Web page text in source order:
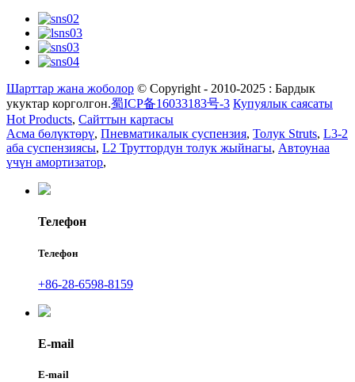
Шарттар жана жоболор © Copyright - 2010-2025 : Бардык
укуктар корголгон.蜀ICP备16033183号-3 Купуялык саясаты
Hot Products, Сайттын картасы
Асма бөлүктөрү, Пневматикалык суспензия, Толук Struts, L3-2
аба суспензиясы, L2 Труттордун толук жыйнагы, Автоунаа
үчүн амортизатор,
Телефон
Телефон
+86-28-6598-8159
E-mail
E-mail